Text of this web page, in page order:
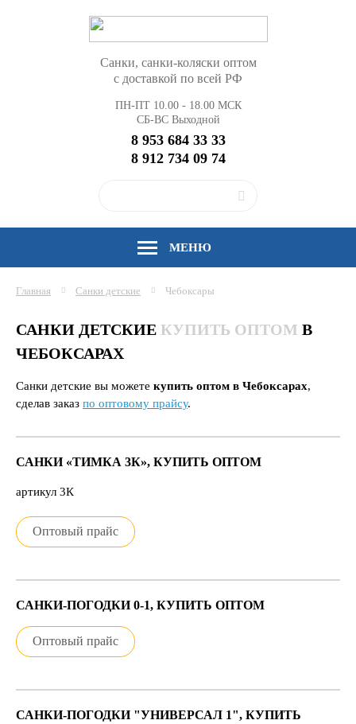
Санки, санки-коляски оптом
с доставкой по всей РФ
ПН-ПТ 10.00 - 18.00 МСК
СБ-ВС Выходной
8 953 684 33 33
8 912 734 09 74
МЕНЮ
Главная Санки детские Чебоксары
САНКИ ДЕТСКИЕ КУПИТЬ ОПТОМ В
ЧЕБОКСАРАХ
Санки детские вы можете купить оптом в Чебоксарах,
сделав заказ по оптовому прайсу.
САНКИ «ТИМКА 3К», КУПИТЬ ОПТОМ
артикул 3К
Оптовый прайс
САНКИ-ПОГОДКИ 0-1, КУПИТЬ ОПТОМ
Оптовый прайс
САНКИ-ПОГОДКИ "УНИВЕРСАЛ 1", КУПИТЬ